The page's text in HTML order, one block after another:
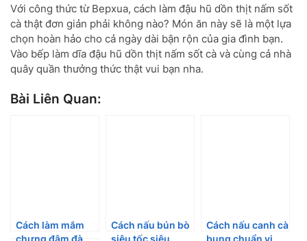
Với công thức từ Bepxua, cách làm đậu hũ dồn thịt nấm sốt
cà thật đơn giản phải không nào? Món ăn này sẽ là một lựa
chọn hoàn hảo cho cả ngày dài bận rộn của gia đình bạn.
Vào bếp làm dĩa đậu hũ dồn thịt nấm sốt cà và cùng cả nhà
quây quần thưởng thức thật vui bạn nha.
Bài Liên Quan:
Cách làm mắm
chưng đậm đà
Cách nấu bún bò
siêu tốc siêu
Cách nấu canh cà
bung chuẩn vị